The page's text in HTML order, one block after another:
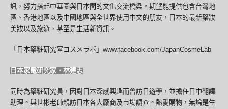
訊，努力搭起中華圈與日本間的文化交流橋梁。期望能提供包含台灣地
區、香港地區以及中國地區與全世界使用中文的朋友，日本的最新藥妝
美妝以及旅遊，甚至是生活新資訊。
「日本藥粧研究室コスメラボ」www.facebook.com/JapanCosmeLab
日本家電研究家・林建志
同時為藥粧研究員，因對日本深感興趣而曾訪日遊學，並擔任日中翻譯
助理。與世彬老師親訪日本各大廠商及市場調查。熱愛購物，無論是生